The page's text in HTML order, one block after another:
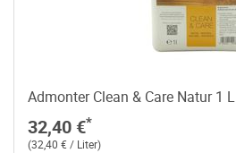
Admonter Clean & Care Natur 1 L
32,40 €*
(32,40 € / Liter)